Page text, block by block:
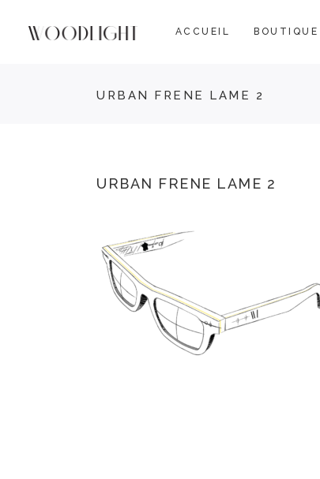
ACCUEIL BOUTIQUE
URBAN FRENE LAME 2
URBAN FRENE LAME 2